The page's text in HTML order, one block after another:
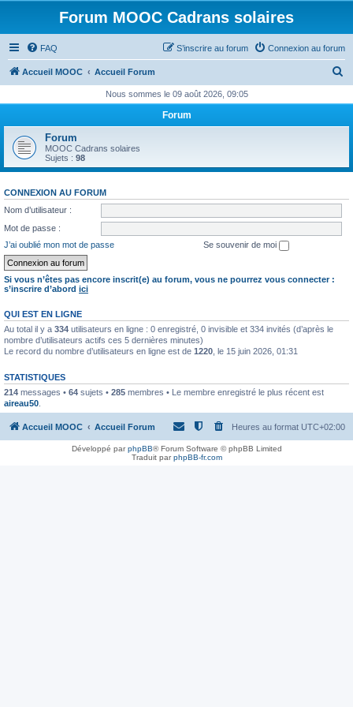
Forum MOOC Cadrans solaires
FAQ Connexion au forum
S’inscrire au forum
Accueil MOOC Accueil Forum
h
r
Nous sommes le 09 août 2026, 09:05
Forum
Forum
MOOC Cadrans solaires
Sujets : 98
CONNEXION AU FORUM
Nom d’utilisateur :
Mot de passe :
J’ai oublié mon mot de passe
Se souvenir de moi
Si vous n’êtes pas encore inscrit(e) au forum, vous ne pourrez vous connecter :
s’inscrire d’abord ici
QUI EST EN LIGNE
Au total il y a 334 utilisateurs en ligne : 0 enregistré, 0 invisible et 334 invités (d’après le
nombre d’utilisateurs actifs ces 5 dernières minutes)
Le record du nombre d’utilisateurs en ligne est de 1220 , le 15 juin 2026, 01:31
STATISTIQUES
214 messages • 64 sujets • 285 membres • Le membre enregistré le plus récent est
aireau50
Accueil MOOC Accueil Forum Heures au format UTC+02:00
Développé parphpBB® Forum Software © phpBB Limited
Traduit parphpBB-fr.com